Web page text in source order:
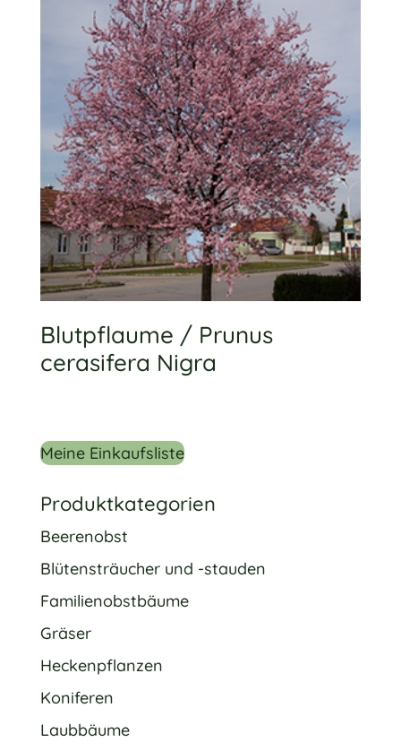
Blutpflaume / Prunus
cerasifera Nigra
Meine Einkaufsliste
Produktkategorien
Beerenobst
Blütensträucher und -stauden
Familienobstbäume
Gräser
Heckenpflanzen
Koniferen
Laubbäume